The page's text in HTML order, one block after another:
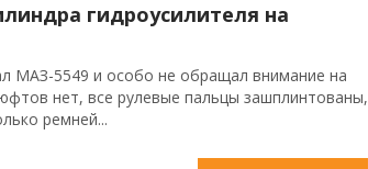
гидроусилителя на
МАЗ-5549 и особо не обращал внимание на
нет, все рулевые пальцы зашплинтованы,
ремней...